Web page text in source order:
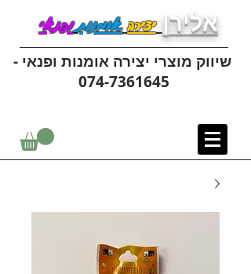
אלירן יצירהאומנותופנאי
שיווק מוצרי יצירה אומנות ופנאי -
074-7361645